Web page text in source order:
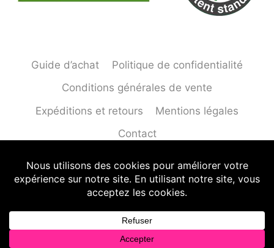
Guide d’achat
Politique de confidentialité
Conditions générales de vente
Expéditions et retours
Mentions légales
Contact
© 2026 T-shirts Départements - Tous droits
réservés